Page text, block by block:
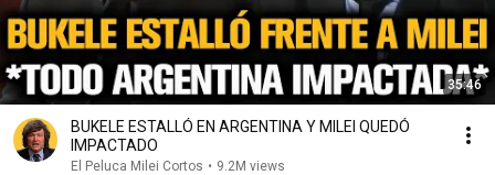
35:46
BUKELE ESTALLÓ EN ARGENTINA Y MILEI QUEDÓ
IMPACTADO
El Peluca Milei Cortos • 9.2M views